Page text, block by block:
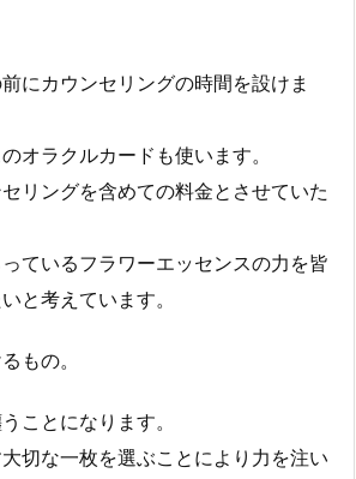
にカウンセリングの時間を設けま
オラクルカードも使います。
リングを含めての料金とさせていた
ているフラワーエッセンスの力を皆
と考えています。
もの。
ことになります。
切な一枚を選ぶことにより力を注い